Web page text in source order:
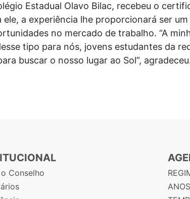
Estadual Olavo Bilac, recebeu o
a experiência lhe proporcionará ser
no mercado de trabalho. “A
tipo para nós, jovens estudantes da
buscar o nosso lugar ao Sol”,
Conselho